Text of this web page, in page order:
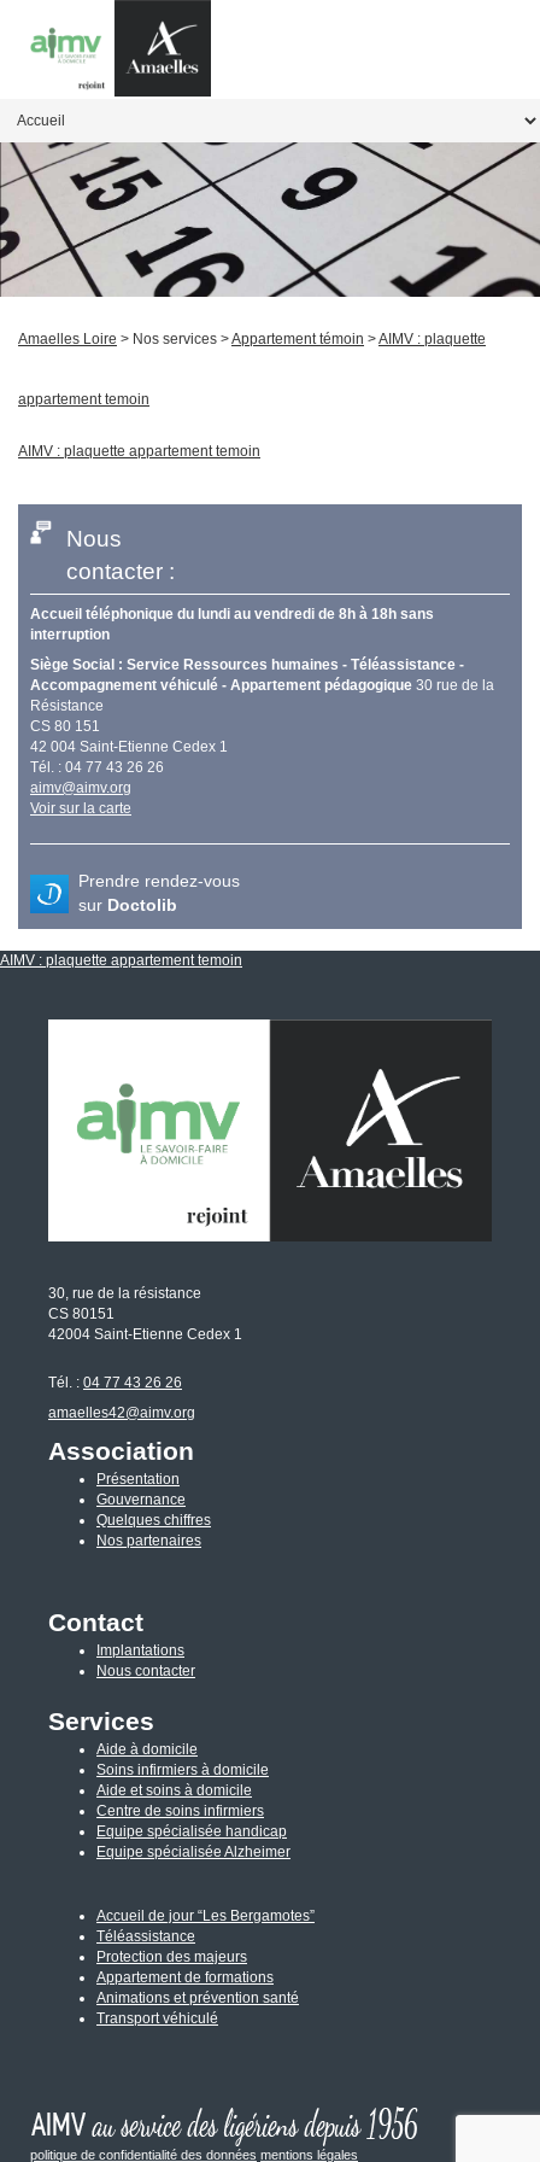
Amaelles Loire > Nos services >Appartement témoin >AIMV : plaquette
appartement temoin
AIMV : plaquette appartement temoin
Nous
contacter :
Accueil téléphonique du lundi au vendredi de 8h à 18h sans
interruption
Siège Social : Service Ressources humaines - Téléassistance -
Accompagnement véhiculé - Appartement pédagogique 30 rue de la
Résistance
CS 80 151
42 004 Saint-Etienne Cedex 1
Tél. : 04 77 43 26 26
aimv@aimv.org
Voir sur la carte
Prendre rendez-vous
sur Doctolib
AIMV : plaquette appartement temoin
30, rue de la résistance
CS 80151
42004 Saint-Etienne Cedex 1
Tél. : 04 77 43 26 26
amaelles42@aimv.org
Association
Présentation
Gouvernance
Quelques chiffres
Nos partenaires
Contact
Implantations
Nous contacter
Services
Aide à domicile
Soins infirmiers à domicile
Aide et soins à domicile
Centre de soins infirmiers
Equipe spécialisée handicap
Equipe spécialisée Alzheimer
Accueil de jour “Les Bergamotes”
Téléassistance
Protection des majeurs
Appartement de formations
Animations et prévention santé
Transport véhiculé
politique de confidentialité des données mentions légales